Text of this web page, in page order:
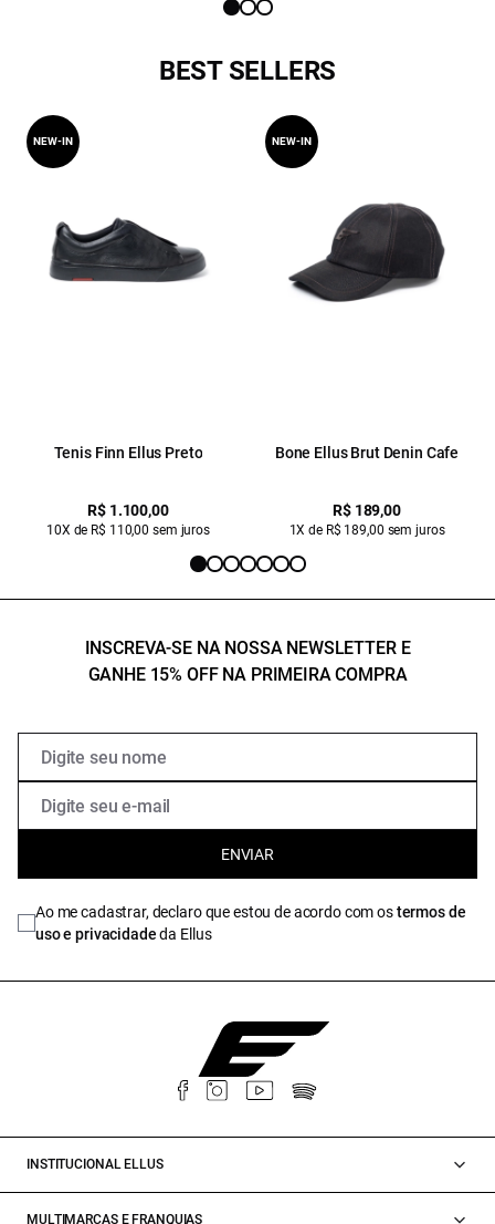
BEST SELLERS
Tenis Finn Ellus Preto
R$ 1.100,00
10X de R$ 110,00 sem juros
NEW-IN
Bone Ellus Brut Denin Cafe
R$ 189,00
1X de R$ 189,00 sem juros
NEW-IN
INSCREVA-SE NA NOSSA NEWSLETTER E
GANHE 15% OFF NA PRIMEIRA COMPRA
ENVIAR
Ao me cadastrar, declaro que estou de acordo com ostermos de
uso e privacidadeda Ellus
INSTITUCIONAL ELLUS
MULTIMARCAS E FRANQUIAS